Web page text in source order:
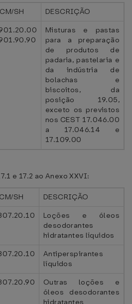
SH
DESCRIÇÃO
Misturas e pastas
para a preparação
de produtos de
padaria, pastelaria e
da indústria de
bolachas e
biscoitos, da
posição 19.05,
exceto os previstos
nos CEST 17.046.00
a 17.046.14 e
17.109.00
e 17.2 ao Anexo XXVI:
SH
DESCRIÇÃO
Loções e óleos
desodorantes
hidratantes líquidos
Antiperspirantes
líquidos
Outras loções e
óleos desodorantes
hidratantes